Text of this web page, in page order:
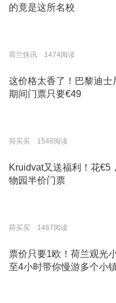
的竟是这所名校
荷兰快讯 1474阅读
这价格太香了！巴黎迪士
期间门票只要€49
荷买买 1548阅读
Kruidvat又送福利！花€5
物园半价门票
荷买买 1467阅读
票价只要1欧！荷兰观光
至4小时带你慢游多个小